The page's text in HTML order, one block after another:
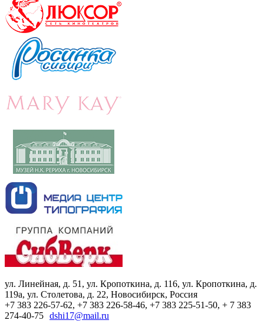
ул. Линейная, д. 51, ул. Кропоткина, д. 116, ул. Кропоткина, д.
119а, ул. Столетова, д. 22, Новосибирск, Россия
+7 383 226-57-62, +7 383 226-58-46, +7 383 225-51-50, + 7 383
274-40-75 dshi17@mail.ru